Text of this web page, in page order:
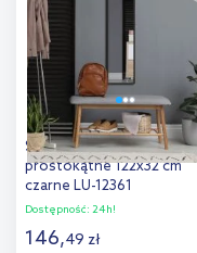
porównania
Styler Floryda lustro
prostokątne 122x32 cm
czarne LU-12361
Dostępność: 24h!
146,49 zł